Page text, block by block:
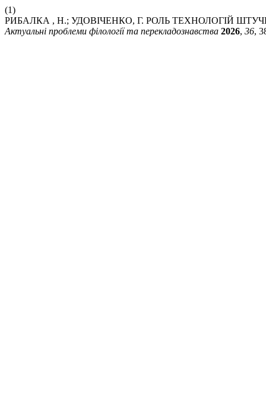
(1)
РИБАЛКА , Н.; УДОВІЧЕНКО, Г. РОЛЬ ТЕХНОЛОГІЙ
Актуальні проблеми філології та перекладознавства 2026, 36,